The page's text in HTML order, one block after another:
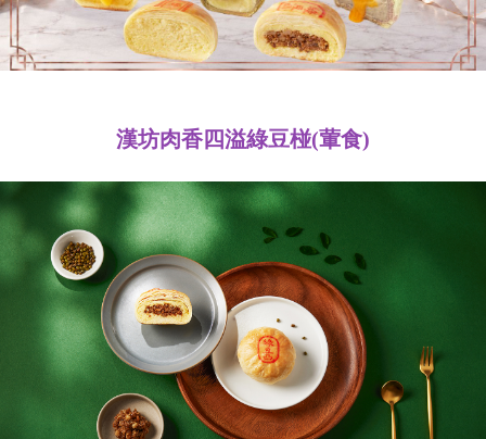
漢坊肉香四溢綠豆椪(葷食)